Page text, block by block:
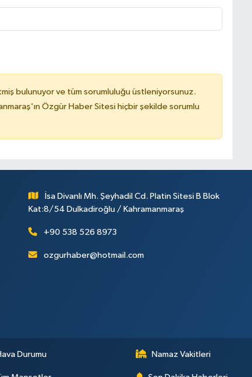
bulunuyor ve tüm sorumluluğu üstleniyorsunuz.
Özgür Haber Sitesi hiçbir şekilde sorumlu
İsa Divanlı Mh. Şeyhadil Cd. Platin Sitesi B Blok
Kat:8/54 Dulkadiroğlu / Kahramanmaraş
+90 538 526 8973
ozgurhaber@hotmail.com
Durumu Namaz Vakitleri